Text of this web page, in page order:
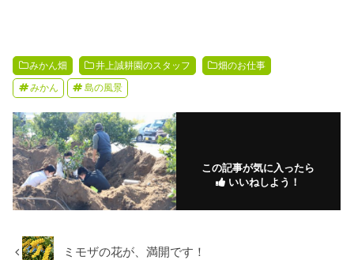
みかん畑 井上誠耕園のスタッフ 畑のお仕事
みかん 島の風景
この記事が気に入ったら
いいねしよう！
ミモザの花が、満開です！